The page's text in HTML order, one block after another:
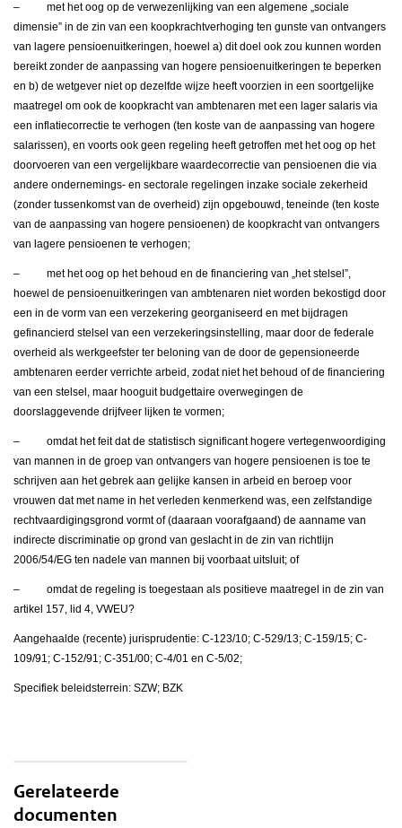
– met het oog op de verwezenlijking van een algemene „sociale
dimensie” in de zin van een koopkrachtverhoging ten gunste van ontvangers
van lagere pensioenuitkeringen, hoewel a) dit doel ook zou kunnen worden
bereikt zonder de aanpassing van hogere pensioenuitkeringen te beperken
en b) de wetgever niet op dezelfde wijze heeft voorzien in een soortgelijke
maatregel om ook de koopkracht van ambtenaren met een lager salaris via
een inflatiecorrectie te verhogen (ten koste van de aanpassing van hogere
salarissen), en voorts ook geen regeling heeft getroffen met het oog op het
doorvoeren van een vergelijkbare waardecorrectie van pensioenen die via
andere ondernemings- en sectorale regelingen inzake sociale zekerheid
(zonder tussenkomst van de overheid) zijn opgebouwd, teneinde (ten koste
van de aanpassing van hogere pensioenen) de koopkracht van ontvangers
van lagere pensioenen te verhogen;
– met het oog op het behoud en de financiering van „het stelsel”,
hoewel de pensioenuitkeringen van ambtenaren niet worden bekostigd door
een in de vorm van een verzekering georganiseerd en met bijdragen
gefinancierd stelsel van een verzekeringsinstelling, maar door de federale
overheid als werkgeefster ter beloning van de door de gepensioneerde
ambtenaren eerder verrichte arbeid, zodat niet het behoud of de financiering
van een stelsel, maar hooguit budgettaire overwegingen de
doorslaggevende drijfveer lijken te vormen;
– omdat het feit dat de statistisch significant hogere vertegenwoordiging
van mannen in de groep van ontvangers van hogere pensioenen is toe te
schrijven aan het gebrek aan gelijke kansen in arbeid en beroep voor
vrouwen dat met name in het verleden kenmerkend was, een zelfstandige
rechtvaardigingsgrond vormt of (daaraan voorafgaand) de aanname van
indirecte discriminatie op grond van geslacht in de zin van richtlijn
2006/54/EG ten nadele van mannen bij voorbaat uitsluit; of
– omdat de regeling is toegestaan als positieve maatregel in de zin van
artikel 157, lid 4, VWEU?
Aangehaalde (recente) jurisprudentie: C-123/10; C-529/13; C-159/15; C-
109/91; C-152/91; C-351/00; C-4/01 en C-5/02;
Specifiek beleidsterrein: SZW; BZK
Gerelateerde
documenten